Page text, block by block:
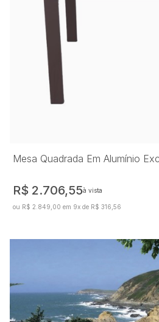
Mesa Quadrada Em Alumínio
R$ 2.706,55à vista
ou R$ 2.849,00 em 9x de R$ 316,56